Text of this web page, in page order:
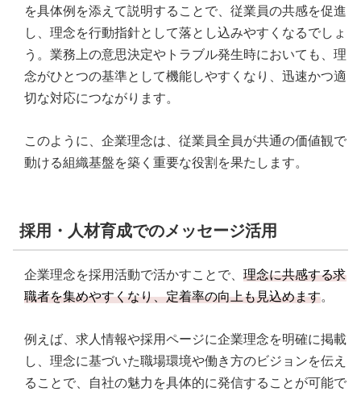
を具体例を添えて説明することで、従業員の共感を促進
し、理念を行動指針として落とし込みやすくなるでしょ
う。業務上の意思決定やトラブル発生時においても、理
念がひとつの基準として機能しやすくなり、迅速かつ適
切な対応につながります。
このように、企業理念は、従業員全員が共通の価値観で
動ける組織基盤を築く重要な役割を果たします。
採用・人材育成でのメッセージ活用
企業理念を採用活動で活かすことで、 理念に共感する求
職者を集めやすくなり、定着率の向上も見込めます。
例えば、求人情報や採用ページに企業理念を明確に掲載
し、理念に基づいた職場環境や働き方のビジョンを伝え
ることで、自社の魅力を具体的に発信することが可能で